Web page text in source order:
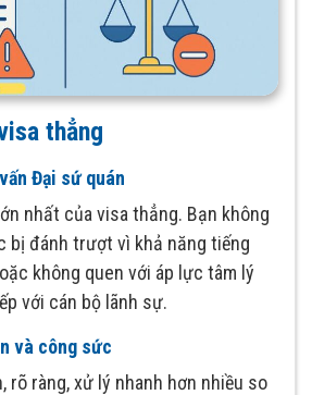
thẳng
Đại sứ quán
nhất của visa thẳng. Bạn không
bị đánh trượt vì khả năng tiếng
không quen với áp lực tâm lý
với cán bộ lãnh sự.
và công sức
rõ ràng, xử lý nhanh hơn nhiều so